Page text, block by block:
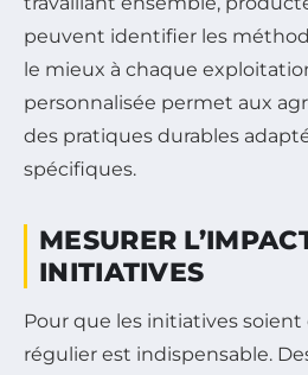
peuvent identifier les
le mieux à chaque
personnalisée permet aux
des pratiques durables
spécifiques.
MESURER
INITIATIVES
Pour que les initiatives soient
régulier est indispensable.